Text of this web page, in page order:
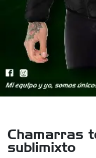
Chamarras
sublimixto